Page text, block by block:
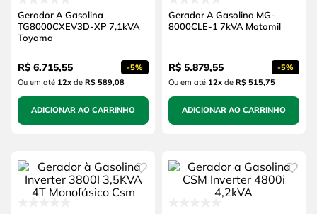
Gerador A Gasolina
TG8000CXEV3D-XP 7,1kVA
Toyama
R$ 6.715,55 -5%
Ou em até 12xde R$ 589,08
ADICIONAR AO CARRINHO
Gerador A Gasolina MG-
8000CLE-1 7kVA Motomil
R$ 5.879,55 -5%
Ou em até 12xde R$ 515,75
ADICIONAR AO CARRINHO